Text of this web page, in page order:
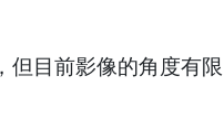
目前影像的角度有